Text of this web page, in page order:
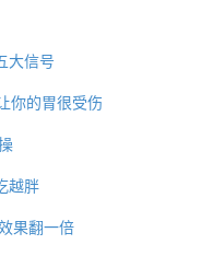
大信号
你的胃很受伤
越胖
果翻一倍